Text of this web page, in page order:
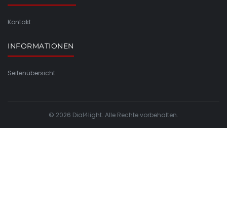
Kontakt
INFORMATIONEN
Seitenübersicht
© 2026 Dial4light. Alle Rechte vorbehalten.